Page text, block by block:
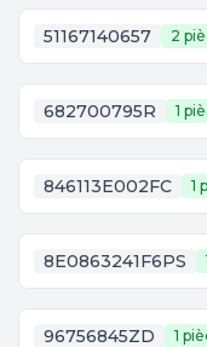
51167140657 2
682700795R 1
846113E002FC 1
8E0863241F6PS
96756845ZD 1